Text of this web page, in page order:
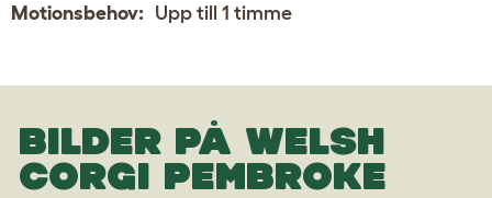
Motionsbehov: Upp till 1 timme
BILDER PÅ WELSH
CORGI PEMBROKE